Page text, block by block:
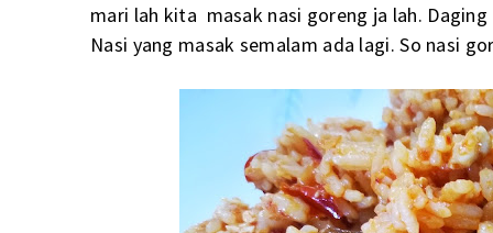
mari lah kita masak nasi goreng ja lah.
Nasi yang masak semalam ada lagi. So nasi